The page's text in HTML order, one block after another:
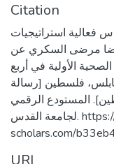
Citation
مصطفى. (2013). قياس فعالية استراتيجيات
رضا مرضى السكري عن
الأولية في أربع
فلسطين [رسالة
المستودع الرقمي
لجامعة القدس. https://arab-
scholars.com/
URI